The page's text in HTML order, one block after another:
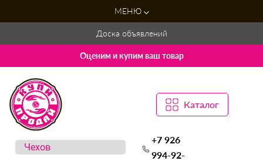
МЕНЮ
Доска объявлений
Оценим и купим ваш товар
Каталог
+7 926
994-92-